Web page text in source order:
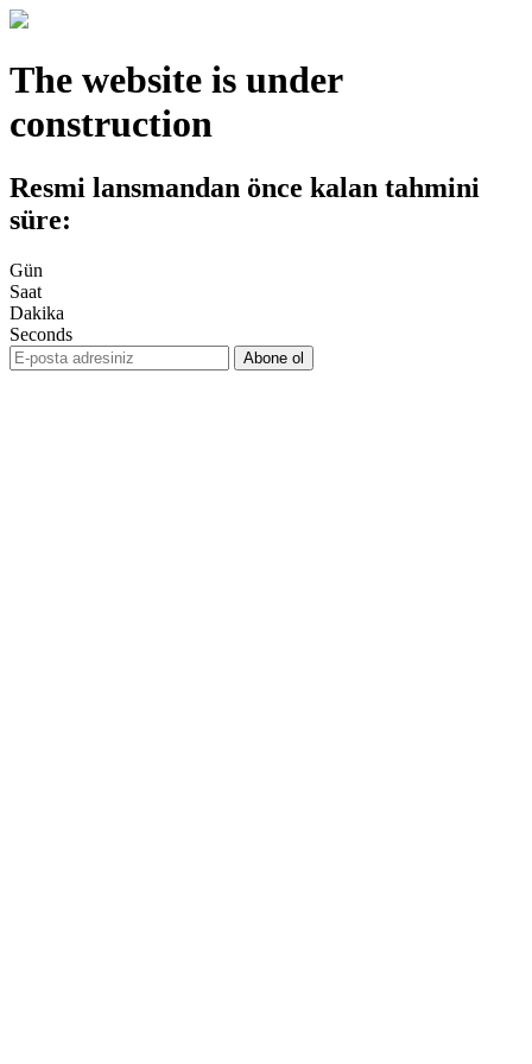
The website is under
construction
Resmi lansmandan önce kalan tahmini
süre:
Gün
Saat
Dakika
Seconds